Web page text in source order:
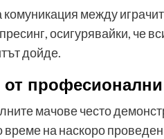
между
осигурявайки, че
дойде.
мачове често
на наскоро